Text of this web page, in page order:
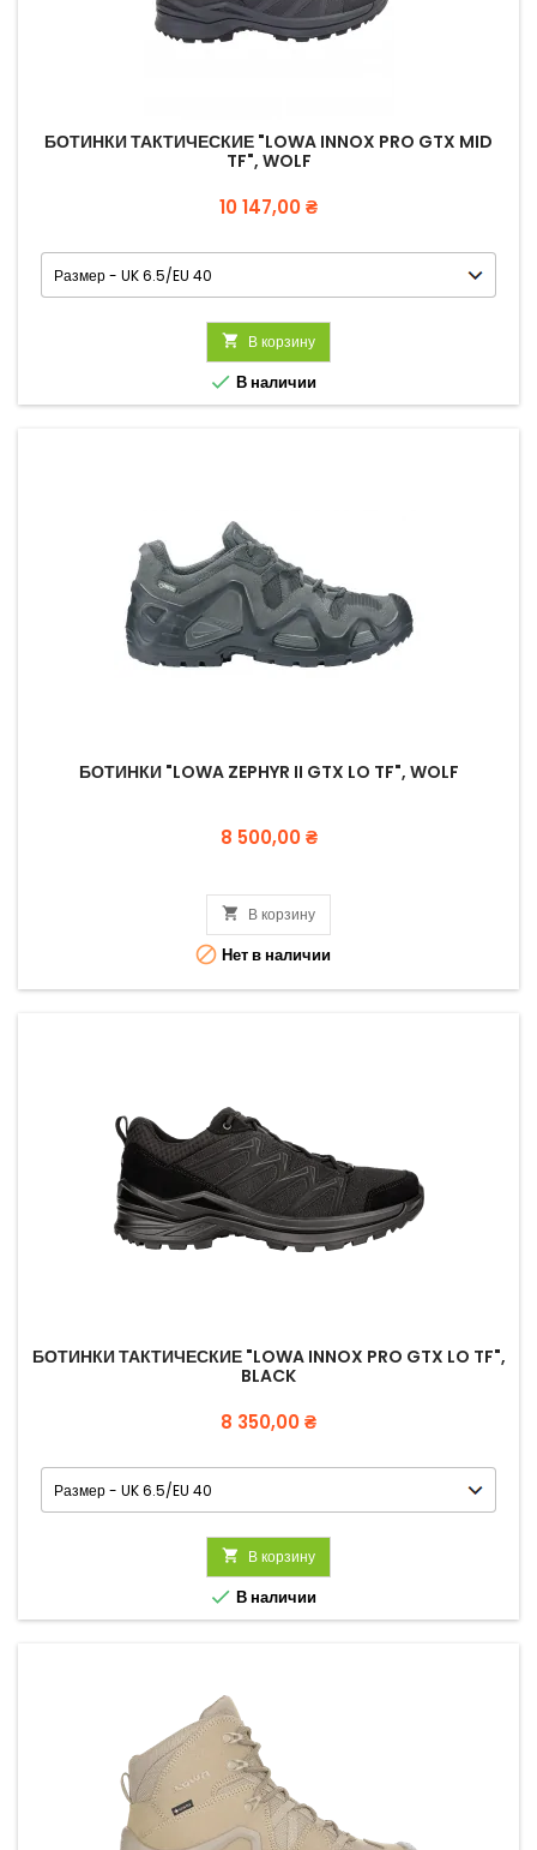
БОТИНКИ ТАКТИЧЕСКИЕ "LOWA INNOX PRO GTX MID
TF", WOLF
Цена
10 147,00 ₴
 В корзину
 В наличии
БОТИНКИ "LOWA ZEPHYR II GTX LO TF", WOLF
Цена
8 500,00 ₴
 В корзину
 Нет в наличии
БОТИНКИ ТАКТИЧЕСКИЕ "LOWA INNOX PRO GTX LO TF",
BLACK
Цена
8 350,00 ₴
 В корзину
 В наличии